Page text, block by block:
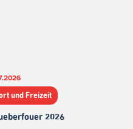
und Freizeit
2026